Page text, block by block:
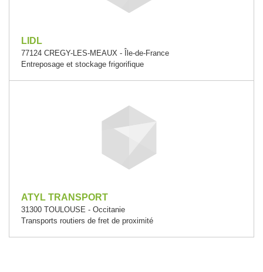
LIDL
77124 CREGY-LES-MEAUX - Île-de-France
Entreposage et stockage frigorifique
ATYL TRANSPORT
31300 TOULOUSE - Occitanie
Transports routiers de fret de proximité